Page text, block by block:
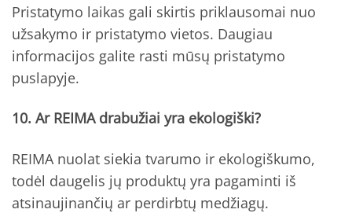
Pristatymo laikas gali skirtis priklausomai nuo
užsakymo ir pristatymo vietos. Daugiau
informacijos galite rasti mūsų pristatymo
puslapyje.
10. Ar REIMA drabužiai yra ekologiški?
REIMA nuolat siekia tvarumo ir ekologiškumo,
todėl daugelis jų produktų yra pagaminti iš
atsinaujinančių ar perdirbtų medžiagų.